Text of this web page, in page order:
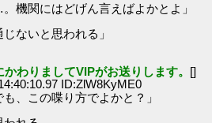
機関にはどげん言えばよかとよ」
ないと思われる」
かわりましてVIPがお送りします。 []
ID:ZlW8KyME0
、この喋り方でよかと？」